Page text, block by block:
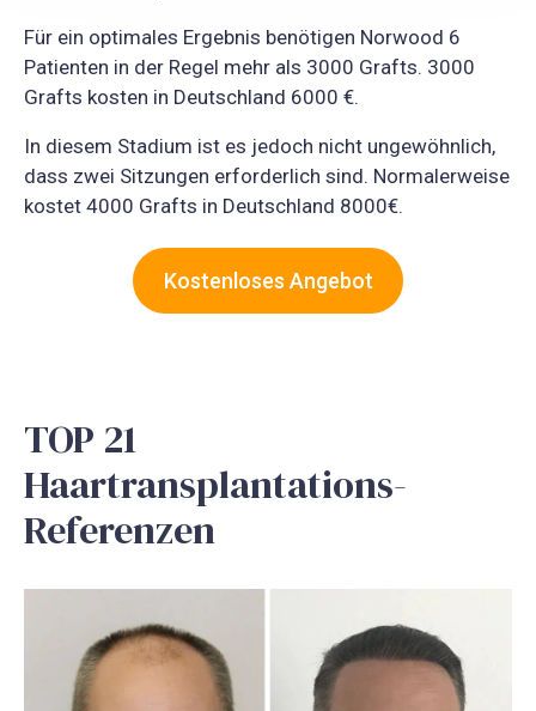
Für ein optimales Ergebnis benötigen Norwood 6
Patienten in der Regel mehr als 3000 Grafts. 3000
Grafts kosten in Deutschland 6000 €.
In diesem Stadium ist es jedoch nicht ungewöhnlich,
dass zwei Sitzungen erforderlich sind. Normalerweise
kostet 4000 Grafts in Deutschland 8000€.
Kostenloses Angebot
TOP 21
Haartransplantations-
Referenzen